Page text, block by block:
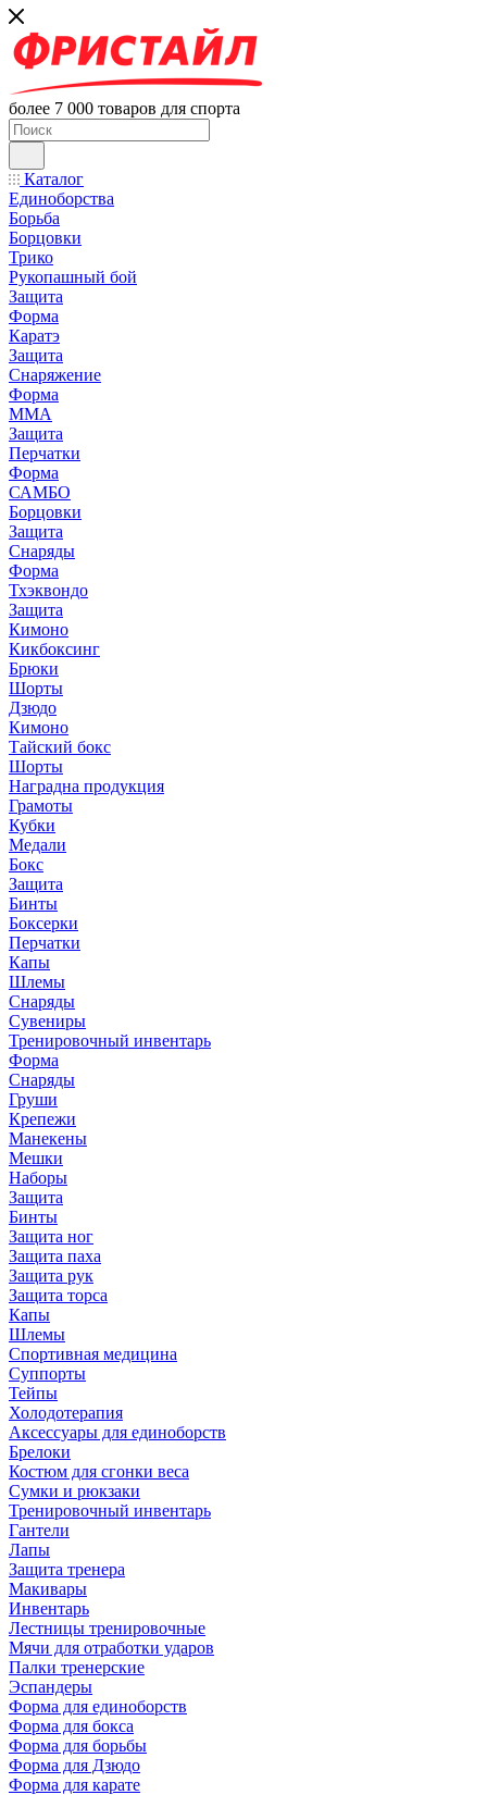
более 7 000 товаров для спорта
Каталог
Единоборства
Борьба
Борцовки
Трико
Рукопашный бой
Защита
Форма
Каратэ
Защита
Снаряжение
Форма
ММА
Защита
Перчатки
Форма
САМБО
Борцовки
Защита
Снаряды
Форма
Тхэквондо
Защита
Кимоно
Кикбоксинг
Брюки
Шорты
Дзюдо
Кимоно
Тайский бокс
Шорты
Наградна продукция
Грамоты
Кубки
Медали
Бокс
Защита
Бинты
Боксерки
Перчатки
Капы
Шлемы
Снаряды
Сувениры
Тренировочный инвентарь
Форма
Снаряды
Груши
Крепежи
Манекены
Мешки
Наборы
Защита
Бинты
Защита ног
Защита паха
Защита рук
Защита торса
Капы
Шлемы
Спортивная медицина
Суппорты
Тейпы
Холодотерапия
Аксессуары для единоборств
Брелоки
Костюм для сгонки веса
Сумки и рюкзаки
Тренировочный инвентарь
Гантели
Лапы
Защита тренера
Макивары
Инвентарь
Лестницы тренировочные
Мячи для отработки ударов
Палки тренерские
Эспандеры
Форма для единоборств
Форма для бокса
Форма для борьбы
Форма для Дзюдо
Форма для карате